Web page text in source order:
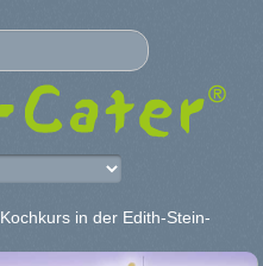
Kochkurs in der Edith-Stein-